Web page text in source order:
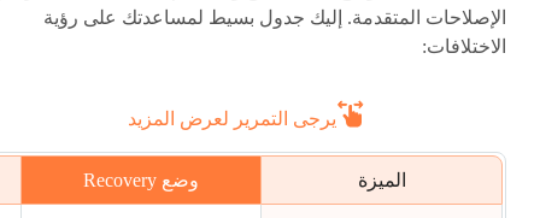
الإصلاحات المتقدمة. إليك جدول بسيط لمساعدتك على رؤية
الاختلافات:
يرجى التمرير لعرض المزيد
الميزة وضع Recovery